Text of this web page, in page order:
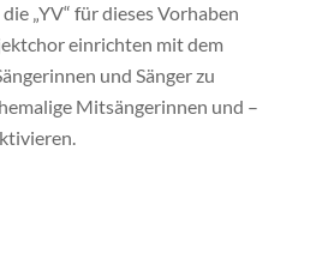
„YV“ für dieses Vorhaben
einrichten mit dem
und Sänger zu
Mitsängerinnen und –